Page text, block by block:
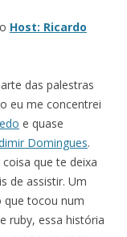
Host: Ricardo
das palestras
eu me concentrei
e quase
Domingues.
que te deixa
de assistir. Um
que tocou num
ruby, essa história